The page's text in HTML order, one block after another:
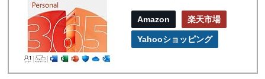
Amazon 楽天市場
Yahooショッピング